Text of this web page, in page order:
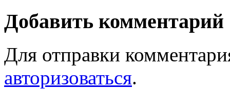
Добавить комментарий
Для отправки
авторизоваться.